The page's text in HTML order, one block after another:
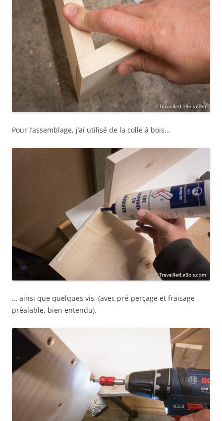
Pour l’assemblage, j’ai utilisé de la colle à bois…
… ainsi que quelques vis (avec pré-perçage et fraisage
préalable, bien entendu).